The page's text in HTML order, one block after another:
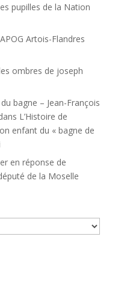
pupilles de la Nation
Artois-Flandres
ombres de joseph
bagne – Jean-François
L’Histoire de
enfant du « bagne de
en réponse de
de la Moselle